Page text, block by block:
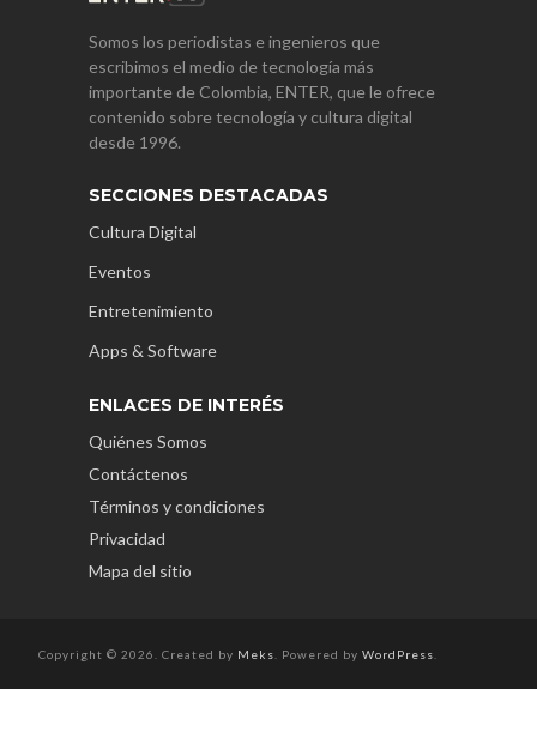
Somos los periodistas e ingenieros que
escribimos el medio de tecnología más
importante de Colombia, ENTER, que le ofrece
contenido sobre tecnología y cultura digital
desde 1996.
SECCIONES DESTACADAS
Cultura Digital
Eventos
Entretenimiento
Apps & Software
ENLACES DE INTERÉS
Quiénes Somos
Contáctenos
Términos y condiciones
Privacidad
Mapa del sitio
Copyright © 2026. Created by Meks . Powered by WordPress